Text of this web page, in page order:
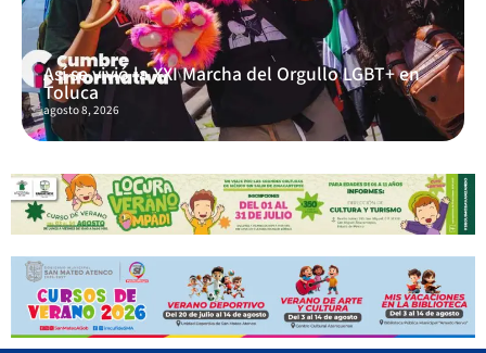
Así se vivió la XXI Marcha del Orgullo LGBT+ en
Toluca
agosto 8, 2026